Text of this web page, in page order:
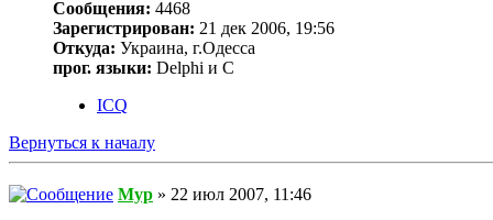
Сообщения: 4468
Зарегистрирован: 21 дек 2006, 19:56
Откуда: Украина, г.Одесса
прог. языки: Delphi и С
ICQ
Вернуться к началу
Myp » 22 июл 2007, 11:46